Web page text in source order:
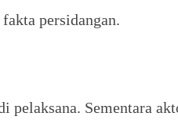
persidangan.
Sementara